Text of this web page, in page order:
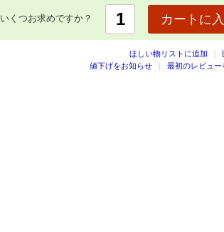
いくつお求めですか？ カートに
ほしい物リストに追加
最初のレビュー
値下げをお知らせ